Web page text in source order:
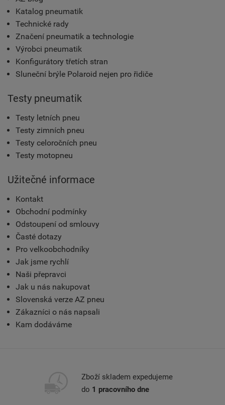
Katalog pneumatik
Technické rady
Značení pneumatik a technologie
Výrobci pneumatik
Konfigurátory třetích stran
Sluneční brýle Polaroid nejen pro řidiče
Testy pneumatik
Testy letních pneu
Testy zimních pneu
Testy celoročních pneu
Testy motopneu
Užitečné informace
Kontakt
Obchodní podmínky
Odstoupení od smlouvy
Časté dotazy
Pro velkoobchodníky
Jak jsme rychlí
Naši přepravci
Jak u nás nakupovat
Slovenská verze AZ pneu
Zákazníci o nás napsali
Kam dodáváme
Zboží skladem expedujeme
do 1 pracovního dne